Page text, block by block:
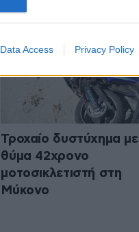
Data Access Privacy Policy
Τροχαίο δυστύχημα με
θύμα 42χρονο
μοτοσικλετιστή στη
Μύκονο